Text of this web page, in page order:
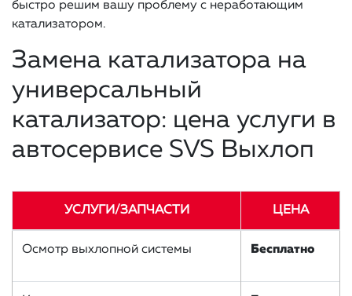
быстро решим вашу проблему с неработающим
катализатором.
Замена катализатора на
универсальный
катализатор: цена услуги в
автосервисе SVS Выхлоп
УСЛУГИ/ЗАПЧАСТИ ЦЕНА
Осмотр выхлопной системы Бесплатно